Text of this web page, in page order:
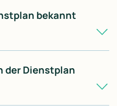
bekannt
Vorlauf bei einem
der Dienstplan